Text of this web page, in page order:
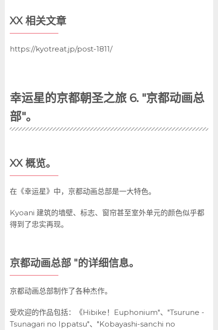
XX 相关文章
https://kyotreat.jp/post-1811/
幸运星的京都朝圣之旅 6. "京都动画总
部"。
XX 概览。
在《幸运星》中，京都动画总部是一大特色。
Kyoani 建筑的墙壁、标志、窗帘甚至室外单元的颜色似乎都
得到了忠实再现。
京都动画总部 "的详细信息。
京都动画总部制作了各种杰作。
受欢迎的作品包括：《Hibike！Euphonium"、"Tsurune -
Tsunagari no Ippatsu"、"Kobayashi-sanchi no